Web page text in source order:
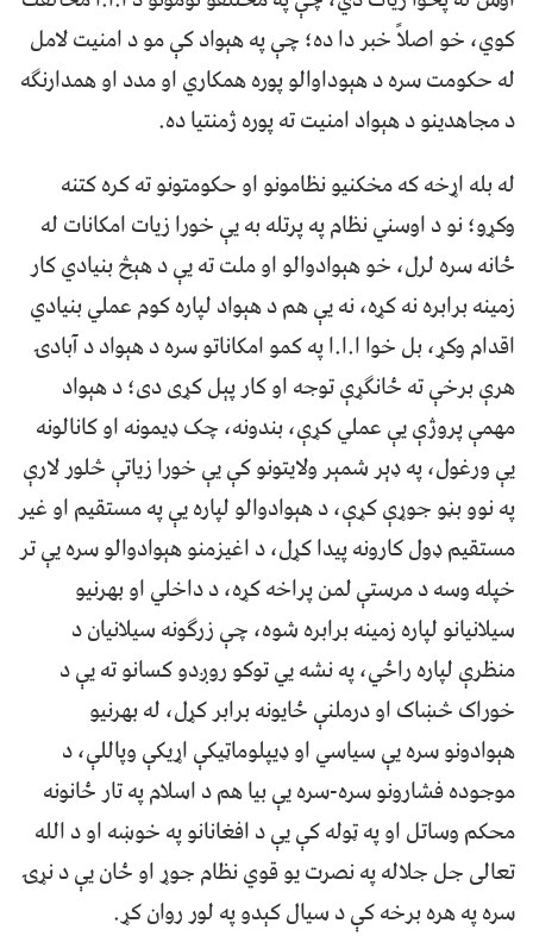
کوي، خو اصلاً خبر دا ده؛ چې په هېواد کې مو د امنیت لامل
له حکومت سره د هېوداوالو پوره همکاري او مدد او همدارنګه
د مجاهدینو د هېواد امنیت ته پوره ژمنتیا ده.
له بله اړخه که مخکنیو نظامونو او حکومتونو ته کره کتنه
وکړو؛ نو د اوسني نظام په پرتله به یې خورا زیات امکانات له
ځانه سره لرل، خو هېوادوالو او ملت ته یې د هېڅ بنیادي کار
زمینه برابره نه کړه، نه یې هم د هېواد لپاره کوم عملي بنیادي
اقدام وکړ، بل خوا ا.ا.ا په کمو امکاناتو سره د هېواد د آبادۍ
هرې برخې ته ځانګړې توجه او کار پېل کړی دی؛ د هېواد
مهمې پروژې یې عملي کړې، بندونه، چک ډیمونه او کانالونه
یې ورغول، په ډېر شمېر ولایتونو کې یې خورا زیاتې څلور لارې
په نوو بڼو جوړې کړې، د هېوادوالو لپاره یې په مستقیم او غیر
مستقیم ډول کارونه پیدا کړل، د اغیزمنو هېوادوالو سره یې تر
خپله وسه د مرستې لمن پراخه کړه، د داخلي او بهرنیو
سیلانیانو لپاره زمینه برابره شوه، چې زرګونه سیلانیان د
منظرې لپاره راځي، په نشه یي توکو روږدو کسانو ته یې د
خوراک څښاک او درملنې ځایونه برابر کړل، له بهرنیو
هېوادونو سره یې سیاسي او ډیپلوماټيکې اړیکې وپاللې، د
موجوده فشارونو سره-سره یې بیا هم د اسلام په تار ځانونه
محکم وساتل او په ټوله کې یې د افغانانو په خوښه او د الله
تعالی جل جلاله په نصرت یو قوي نظام جوړ او ځان یې د نړۍ
سره په هره برخه کې د سیال کېدو په لور روان کړ.